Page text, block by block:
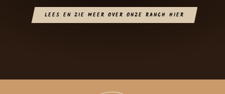
LEES EN ZIE MEER OVER ONZE RANCH HIER